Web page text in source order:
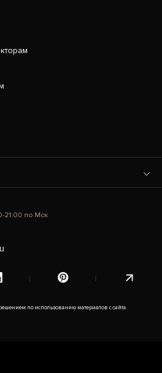
21:00 по Мск
по использованию материалов с сайта